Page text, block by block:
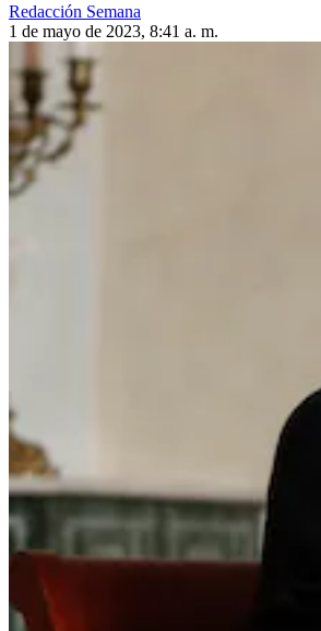
Redacción Semana
1 de mayo de 2023, 8:41 a. m.